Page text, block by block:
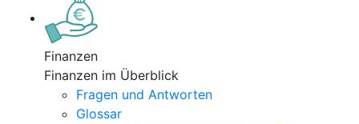
Finanzen
Finanzen im Überblick
Fragen und Antworten
Glossar